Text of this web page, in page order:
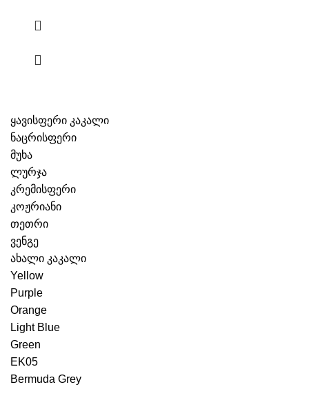
ყავისფერი კაკალი
ნაცრისფერი
მუხა
ლურჯა
კრემისფერი
კოჟრიანი
თეთრი
ვენგე
ახალი კაკალი
Yellow
Purple
Orange
Light Blue
Green
EK05
Bermuda Grey